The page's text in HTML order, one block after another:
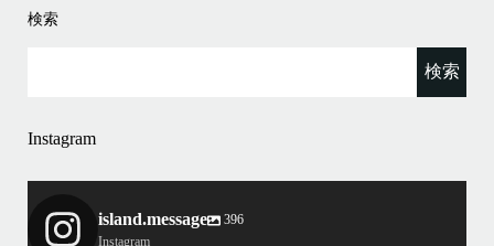
検索
Instagram
island.message
396
Instagram